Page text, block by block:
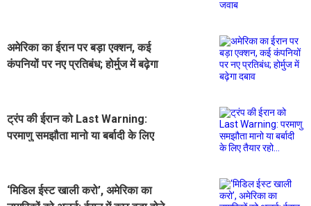
अमेरिका का ईरान पर बड़ा एक्शन, कई
कंपनियों पर नए प्रतिबंध; होर्मुज में बढ़ेगा
ट्रंप की ईरान को Last Warning:
परमाणु समझौता मानो या बर्बादी के लिए
‘मिडिल ईस्ट खाली करो’, अमेरिका का